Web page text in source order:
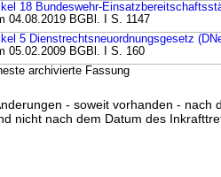
18 Bundeswehr-
04.08.2019 BGBl. I S. 1147
5 Dienstrechtsneuordnungsgesetz
05.02.2009 BGBl. I S. 160
archivierte Fassung
- soweit vorhanden - nach
nicht nach dem Datum des